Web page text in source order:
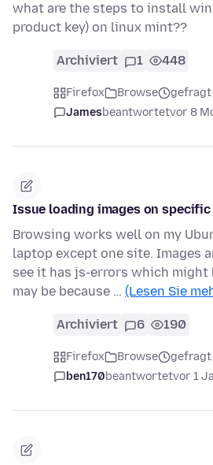
what are the steps to install
product key) on linux mint??
Archiviert 1 448
Firefox Browse
gefragt
Jamesbeantwortetvor 8
Issue loading images on
Browsing works well on my
laptop except one site. Images
see it has js-errors which might
may be because … (Lesen Sie
Archiviert 6 190
Firefox Browse
gefragt
ben170beantwortetvor 1